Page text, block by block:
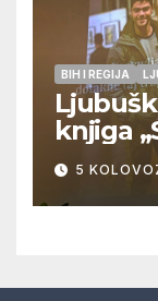
BIH I REGIJA
knjiga
dr. sc.
5